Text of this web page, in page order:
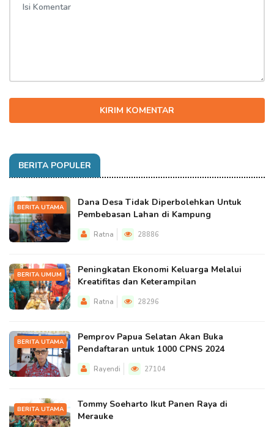
KIRIM KOMENTAR
BERITA POPULER
BERITA UTAMA
Dana Desa Tidak Diperbolehkan Untuk
Pembebasan Lahan di Kampung
Ratna 28886
BERITA UMUM
Peningkatan Ekonomi Keluarga Melalui
Kreatifitas dan Keterampilan
Ratna 28296
BERITA UTAMA
Pemprov Papua Selatan Akan Buka
Pendaftaran untuk 1000 CPNS 2024
Rayendi 27104
BERITA UTAMA
Tommy Soeharto Ikut Panen Raya di
Merauke